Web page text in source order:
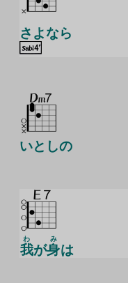
さよなら
いとしの
我
わ
が身
み
は